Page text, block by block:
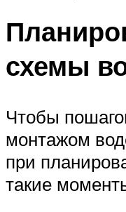
схемы
Чтобы
монтажом
при
такие